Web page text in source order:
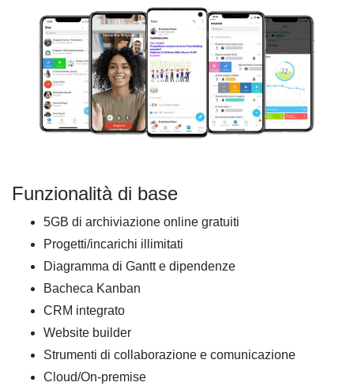
Funzionalità di base
5GB di archiviazione online gratuiti
Progetti/incarichi illimitati
Diagramma di Gantt e dipendenze
Bacheca Kanban
CRM integrato
Website builder
Strumenti di collaborazione e comunicazione
Cloud/On-premise